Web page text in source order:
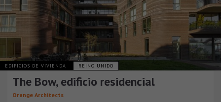
EDIFICIOS DE VIVIENDA REINO UNIDO
The Bow, edificio residencial
Orange Architects